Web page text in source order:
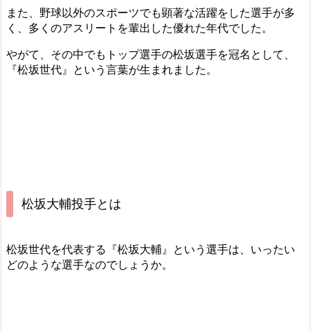
また、野球以外のスポーツでも顕著な活躍をした選手が多
く、多くのアスリートを輩出した優れた年代でした。
やがて、その中でもトップ選手の松坂選手を冠名として、
『松坂世代』という言葉が生まれました。
松坂大輔投手とは
松坂世代を代表する『松坂大輔』という選手は、いったい
どのような選手なのでしょうか。